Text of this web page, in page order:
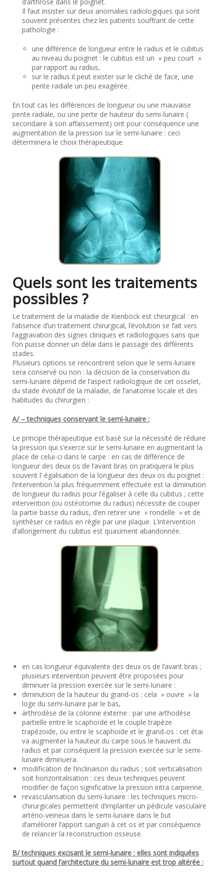
Il faut insister sur deux anomalies radiologiques qui sont
souvent présentes chez les patients souffrant de cette
pathologie :
une différence de longueur entre le radius et le cubitus
au niveau du poignet : le cubitus est un » peu court »
par rapport au radius,
sur le radius il peut exister sur le cliché de face, une
pente radiale un peu exagérée.
En tout cas les différences de longueur ou une mauvaise
pente radiale, ou une perte de hauteur du semi-lunaire (
secondaire à son affaissement) ont pour conséquence une
augmentation de la pression sur le semi-lunaire : ceci
déterminera le choix thérapeutique.
Quels sont les traitements
possibles ?
Le traitement de la maladie de Kienböck est chirurgical : en
l’absence d’un traitement chirurgical, l’évolution se fait vers
l’aggravation des signes cliniques et radiologiques sans que
l’on puisse donner un délai dans le passage des différents
stades.
Plusieurs options se rencontrent selon que le semi-lunaire
sera conservé ou non : la décision de la conservation du
semi-lunaire dépend de l’aspect radiologique de cet osselet,
du stade évolutif de la maladie, de l’anatomie locale et des
habitudes du chirurgien :
A/ – techniques conservant le semi-lunaire :
Le principe thérapeutique est basé sur la nécessité de réduire
la pression qui s’exerce sur le semi-lunaire en augmentant la
place de celui-ci dans le carpe : en cas de différence de
longueur des deux os de l’avant bras on pratiquera le plus
souvent l’ égalisation de la longueur des deux os du poignet :
l’intervention la plus fréquemment effectuée est la diminution
de longueur du radius pour l’égaliser à celle du cubitus ; cette
intervention (ou ostéotomie du radius) nécessite de couper
la partie basse du radius, d’en retirer une » rondelle » et de
synthéser ce radius en règle par une plaque. L’intervention
d’allongement du cubitus est quasiment abandonnée.
en cas longueur équivalente des deux os de l’avant bras ;
plusieurs intervention peuvent être proposées pour
diminuer la pression exercée sur le semi-lunaire :
diminution de la hauteur du grand-os : cela » ouvre » la
loge du semi-lunaire par le bas,
arthrodèse de la colonne externe : par une arthodèse
partielle entre le scaphoïde et le couple trapèze
trapézoide, ou entre le scaphoide et le grand-os : cet étai
va augmenter la hauteur du carpe sous le hauvent du
radius et par conséquent la pression exercée sur le semi-
lunaire diminuera.
modification de l’inclinaison du radius ; soit verticalisation
soit horizontalisation : ces deux techniques peuvent
modifier de façon significative la pression intra carpienne.
revascularisation du semi-lunaire : les techniques micro-
chirurgicales permettent d’implanter un pédicule vasculaire
artério-veineux dans le semi-lunaire dans le but
d’améliorer l’apport sanguin à cet os et par conséquence
de relancer la reconstruction osseuse.
B/ techniques excisant le semi-lunaire : elles sont indiquées
surtout quand l’architecture du semi-lunaire est trop altérée :